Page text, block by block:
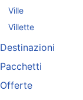
Ville
Villette
Destinazioni
Pacchetti
Offerte